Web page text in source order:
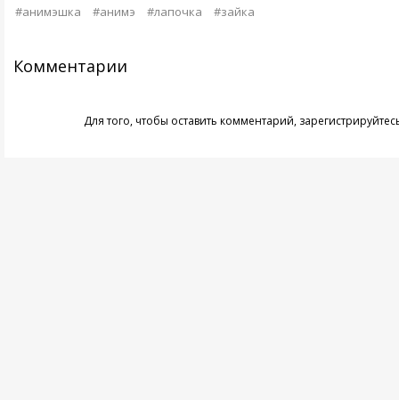
#анимэшка
#анимэ #лапочка #зайка
Комментарии
Для того, чтобы оставить комментарий,